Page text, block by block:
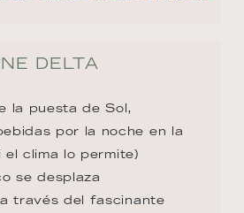
DELTA
la puesta de Sol,
por la noche en la
clima lo permite)
se desplaza
través del fascinante